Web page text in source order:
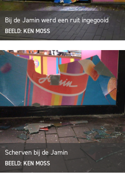
Bij de Jamin werd een ruit ingegooid
BEELD: KEN MOSS
Scherven bij de Jamin
BEELD: KEN MOSS